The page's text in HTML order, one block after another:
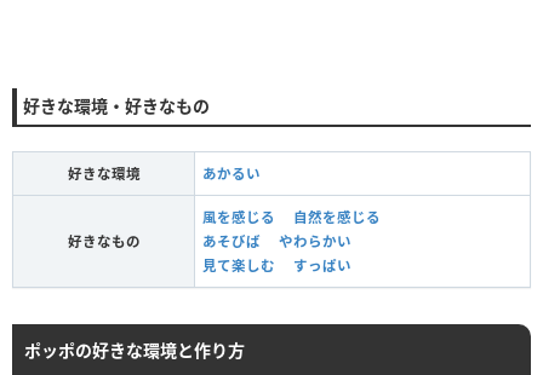
好きな環境・好きなもの
好きな環境 あかるい
好きなもの
風を感じる
自然を感じる
あそびば
やわらかい
見て楽しむ
すっぱい
ポッポの好きな環境と作り方